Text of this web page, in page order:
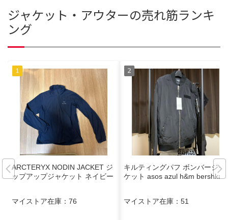
ジャケット・アウターの売れ筋ランキ
ング
ARCTERYX NODIN JACKET ジ
ップアップジャケット ネイビー
マイストア在庫： 76
キルティングパフ ボンバージャ
ケット asos azul h&m bershka
マイストア在庫： 51